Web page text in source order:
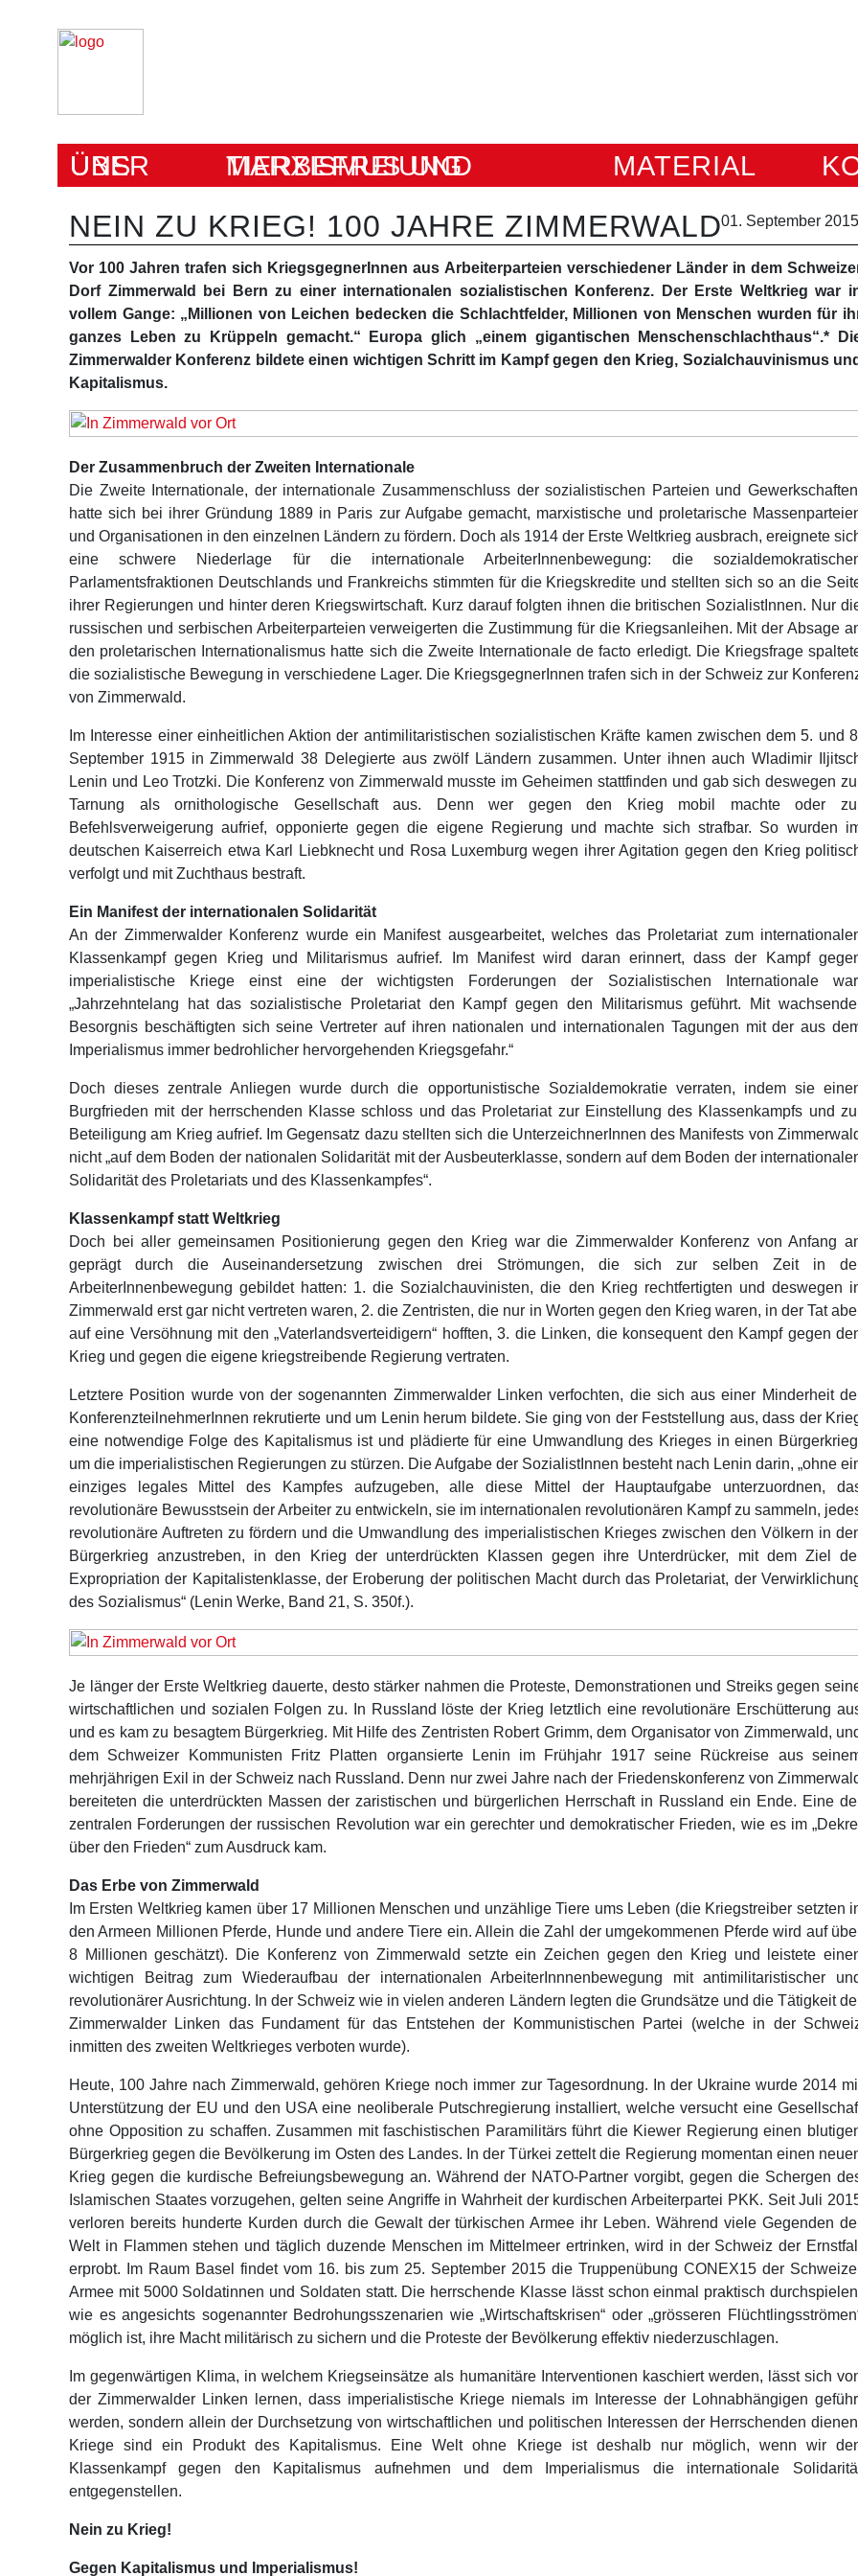
ÜBER UNS MARXISMUS UND TIERBEFREIUNG MATERIAL
01. September 2015
NEIN ZU KRIEG! 100 JAHRE ZIMMERWALD
Vor 100 Jahren trafen sich KriegsgegnerInnen aus Arbeiterparteien verschiedener Länder in dem
Dorf Zimmerwald bei Bern zu einer internationalen sozialistischen Konferenz. Der Erste Weltkrieg war
vollem Gange: „Millionen von Leichen bedecken die Schlachtfelder, Millionen von Menschen wurden für
ganzes Leben zu Krüppeln gemacht.“ Europa glich „einem gigantischen Menschenschlachthaus“.*
Zimmerwalder Konferenz bildete einen wichtigen Schritt im Kampf gegen den Krieg, Sozialchauvinismus und
Kapitalismus.
Der Zusammenbruch der Zweiten Internationale
Die Zweite Internationale, der internationale Zusammenschluss der sozialistischen Parteien und
hatte sich bei ihrer Gründung 1889 in Paris zur Aufgabe gemacht, marxistische und proletarische
und Organisationen in den einzelnen Ländern zu fördern. Doch als 1914 der Erste Weltkrieg ausbrach, ereignete
eine schwere Niederlage für die internationale ArbeiterInnenbewegung: die
Parlamentsfraktionen Deutschlands und Frankreichs stimmten für die Kriegskredite und stellten sich so an die
ihrer Regierungen und hinter deren Kriegswirtschaft. Kurz darauf folgten ihnen die britischen SozialistInnen. Nur
russischen und serbischen Arbeiterparteien verweigerten die Zustimmung für die Kriegsanleihen. Mit der Absage
den proletarischen Internationalismus hatte sich die Zweite Internationale de facto erledigt. Die Kriegsfrage
die sozialistische Bewegung in verschiedene Lager. Die KriegsgegnerInnen trafen sich in der Schweiz zur
von Zimmerwald.
Im Interesse einer einheitlichen Aktion der antimilitaristischen sozialistischen Kräfte kamen zwischen dem 5. und
September 1915 in Zimmerwald 38 Delegierte aus zwölf Ländern zusammen. Unter ihnen auch Wladimir
Lenin und Leo Trotzki. Die Konferenz von Zimmerwald musste im Geheimen stattfinden und gab sich deswegen
Tarnung als ornithologische Gesellschaft aus. Denn wer gegen den Krieg mobil machte oder
Befehlsverweigerung aufrief, opponierte gegen die eigene Regierung und machte sich strafbar. So wurden
deutschen Kaiserreich etwa Karl Liebknecht und Rosa Luxemburg wegen ihrer Agitation gegen den Krieg
verfolgt und mit Zuchthaus bestraft.
Ein Manifest der internationalen Solidarität
An der Zimmerwalder Konferenz wurde ein Manifest ausgearbeitet, welches das Proletariat zum
Klassenkampf gegen Krieg und Militarismus aufrief. Im Manifest wird daran erinnert, dass der Kampf
imperialistische Kriege einst eine der wichtigsten Forderungen der Sozialistischen Internationale
„Jahrzehntelang hat das sozialistische Proletariat den Kampf gegen den Militarismus geführt. Mit
Besorgnis beschäftigten sich seine Vertreter auf ihren nationalen und internationalen Tagungen mit der aus
Imperialismus immer bedrohlicher hervorgehenden Kriegsgefahr.“
Doch dieses zentrale Anliegen wurde durch die opportunistische Sozialdemokratie verraten, indem sie
Burgfrieden mit der herrschenden Klasse schloss und das Proletariat zur Einstellung des Klassenkampfs und
Beteiligung am Krieg aufrief. Im Gegensatz dazu stellten sich die UnterzeichnerInnen des Manifests von
nicht „auf dem Boden der nationalen Solidarität mit der Ausbeuterklasse, sondern auf dem Boden der
Solidarität des Proletariats und des Klassenkampfes“.
Klassenkampf statt Weltkrieg
Doch bei aller gemeinsamen Positionierung gegen den Krieg war die Zimmerwalder Konferenz von Anfang
geprägt durch die Auseinandersetzung zwischen drei Strömungen, die sich zur selben Zeit in
ArbeiterInnenbewegung gebildet hatten: 1. die Sozialchauvinisten, die den Krieg rechtfertigten und deswegen
Zimmerwald erst gar nicht vertreten waren, 2. die Zentristen, die nur in Worten gegen den Krieg waren, in der Tat
auf eine Versöhnung mit den „Vaterlandsverteidigern“ hofften, 3. die Linken, die konsequent den Kampf gegen
Krieg und gegen die eigene kriegstreibende Regierung vertraten.
Letztere Position wurde von der sogenannten Zimmerwalder Linken verfochten, die sich aus einer Minderheit
KonferenzteilnehmerInnen rekrutierte und um Lenin herum bildete. Sie ging von der Feststellung aus, dass der
eine notwendige Folge des Kapitalismus ist und plädierte für eine Umwandlung des Krieges in einen
um die imperialistischen Regierungen zu stürzen. Die Aufgabe der SozialistInnen besteht nach Lenin darin, „ohne
einziges legales Mittel des Kampfes aufzugeben, alle diese Mittel der Hauptaufgabe unterzuordnen,
revolutionäre Bewusstsein der Arbeiter zu entwickeln, sie im internationalen revolutionären Kampf zu sammeln,
revolutionäre Auftreten zu fördern und die Umwandlung des imperialistischen Krieges zwischen den Völkern in
Bürgerkrieg anzustreben, in den Krieg der unterdrückten Klassen gegen ihre Unterdrücker, mit dem Ziel
Expropriation der Kapitalistenklasse, der Eroberung der politischen Macht durch das Proletariat, der
des Sozialismus“ (Lenin Werke, Band 21, S. 350f.).
Je länger der Erste Weltkrieg dauerte, desto stärker nahmen die Proteste, Demonstrationen und Streiks gegen
wirtschaftlichen und sozialen Folgen zu. In Russland löste der Krieg letztlich eine revolutionäre Erschütterung
und es kam zu besagtem Bürgerkrieg. Mit Hilfe des Zentristen Robert Grimm, dem Organisator von Zimmerwald,
dem Schweizer Kommunisten Fritz Platten organsierte Lenin im Frühjahr 1917 seine Rückreise aus
mehrjährigen Exil in der Schweiz nach Russland. Denn nur zwei Jahre nach der Friedenskonferenz von
bereiteten die unterdrückten Massen der zaristischen und bürgerlichen Herrschaft in Russland ein Ende. Eine
zentralen Forderungen der russischen Revolution war ein gerechter und demokratischer Frieden, wie es im
über den Frieden“ zum Ausdruck kam.
Das Erbe von Zimmerwald
Im Ersten Weltkrieg kamen über 17 Millionen Menschen und unzählige Tiere ums Leben (die Kriegstreiber setzten
den Armeen Millionen Pferde, Hunde und andere Tiere ein. Allein die Zahl der umgekommenen Pferde wird auf
8 Millionen geschätzt). Die Konferenz von Zimmerwald setzte ein Zeichen gegen den Krieg und leistete
wichtigen Beitrag zum Wiederaufbau der internationalen ArbeiterInnnenbewegung mit antimilitaristischer
revolutionärer Ausrichtung. In der Schweiz wie in vielen anderen Ländern legten die Grundsätze und die Tätigkeit
Zimmerwalder Linken das Fundament für das Entstehen der Kommunistischen Partei (welche in der
inmitten des zweiten Weltkrieges verboten wurde).
Heute, 100 Jahre nach Zimmerwald, gehören Kriege noch immer zur Tagesordnung. In der Ukraine wurde 2014
Unterstützung der EU und den USA eine neoliberale Putschregierung installiert, welche versucht eine
ohne Opposition zu schaffen. Zusammen mit faschistischen Paramilitärs führt die Kiewer Regierung einen
Bürgerkrieg gegen die Bevölkerung im Osten des Landes. In der Türkei zettelt die Regierung momentan einen
Krieg gegen die kurdische Befreiungsbewegung an. Während der NATO-Partner vorgibt, gegen die Schergen
Islamischen Staates vorzugehen, gelten seine Angriffe in Wahrheit der kurdischen Arbeiterpartei PKK. Seit Juli
verloren bereits hunderte Kurden durch die Gewalt der türkischen Armee ihr Leben. Während viele Gegenden
Welt in Flammen stehen und täglich duzende Menschen im Mittelmeer ertrinken, wird in der Schweiz der Ernstfall
erprobt. Im Raum Basel findet vom 16. bis zum 25. September 2015 die Truppenübung CONEX15 der
Armee mit 5000 Soldatinnen und Soldaten statt. Die herrschende Klasse lässt schon einmal praktisch
wie es angesichts sogenannter Bedrohungsszenarien wie „Wirtschaftskrisen“ oder „grösseren
möglich ist, ihre Macht militärisch zu sichern und die Proteste der Bevölkerung effektiv niederzuschlagen.
Im gegenwärtigen Klima, in welchem Kriegseinsätze als humanitäre Interventionen kaschiert werden, lässt sich
der Zimmerwalder Linken lernen, dass imperialistische Kriege niemals im Interesse der Lohnabhängigen
werden, sondern allein der Durchsetzung von wirtschaftlichen und politischen Interessen der Herrschenden
Kriege sind ein Produkt des Kapitalismus. Eine Welt ohne Kriege ist deshalb nur möglich, wenn wir
Klassenkampf gegen den Kapitalismus aufnehmen und dem Imperialismus die internationale
entgegenstellen.
Nein zu Krieg!
Gegen Kapitalismus und Imperialismus!